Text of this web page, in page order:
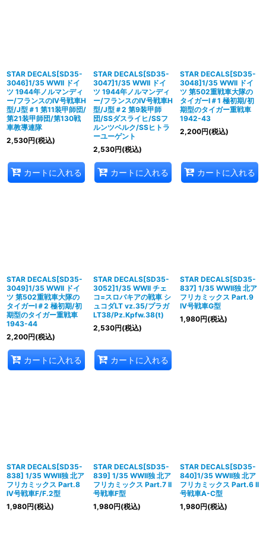
STAR DECALS[SD35-
3046]1/35 WWII ドイ
ツ 1944年ノルマンディ
ー/フランスのIV号戦車H
型/J型＃1 第11装甲師団/
第21装甲師団/第130戦
車教導連隊
2,530円(税込)
カートに入れる
STAR DECALS[SD35-
3047]1/35 WWII ドイ
ツ 1944年ノルマンディ
ー/フランスのIV号戦車H
型/J型＃2 第9装甲師
団/SSダスライヒ/SSフ
ルンツベルク/SSヒトラ
ーユーゲント
2,530円(税込)
カートに入れる
STAR DECALS[SD35-
3048]1/35 WWII ドイ
ツ 第502重戦車大隊の
タイガーI＃1 極初期/初
期型のタイガー重戦車
1942-43
2,200円(税込)
カートに入れる
STAR DECALS[SD35-
3049]1/35 WWII ドイ
ツ 第502重戦車大隊の
タイガーI＃2 極初期/初
期型のタイガー重戦車
1943-44
2,200円(税込)
カートに入れる
STAR DECALS[SD35-
3052]1/35 WWII チェ
コ=スロバキアの戦車 シ
ュコダLT vz.35/プラガ
LT38/Pz.Kpfw.38(t)
2,530円(税込)
カートに入れる
STAR DECALS[SD35-
837] 1/35 WWII独 北ア
フリカミックス Part.9
IV号戦車G型
1,980円(税込)
STAR DECALS[SD35-
838] 1/35 WWII独 北ア
フリカミックス Part.8
IV号戦車F/F.2型
1,980円(税込)
STAR DECALS[SD35-
839] 1/35 WWII独 北ア
フリカミックス Part.7 II
号戦車F型
1,980円(税込)
STAR DECALS[SD35-
840]1/35 WWII独 北ア
フリカミックス Part.6 II
号戦車A-C型
1,980円(税込)